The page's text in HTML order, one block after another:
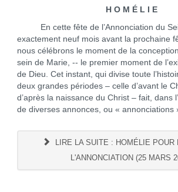
H O M É L I E
En cette fête de l’Annonciation du
exactement neuf mois avant la prochaine
nous célébrons le moment de la
sein de Marie, -- le premier moment de
de Dieu. Cet instant, qui divise toute
deux grandes périodes – celle d’avant le
d’après la naissance du Christ – fait, dans
de diverses annonces, ou « annonciations
LIRE LA SUITE : HOMÉLIE POUR
L'ANNONCIATION (25 MARS